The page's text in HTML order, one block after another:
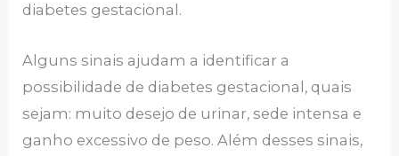
diabetes gestacional.
Alguns sinais ajudam a identificar a
possibilidade de diabetes gestacional, quais
sejam: muito desejo de urinar, sede intensa e
ganho excessivo de peso. Além desses sinais,